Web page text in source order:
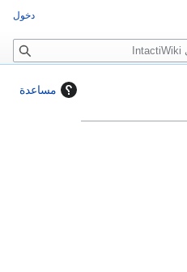
مساعدة
دخول